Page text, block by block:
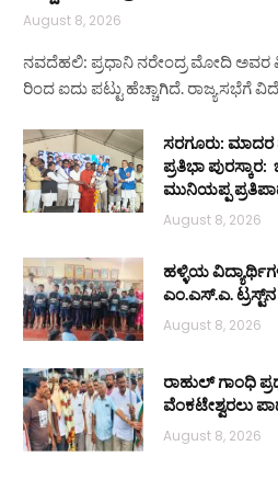
August 8, 2026
ನವದೆಹಲಿ: ಪ್ರಧಾನಿ ನರೇಂದ್ರ ಮೋದಿ ಅವರ
ರಿಂದ ಐದು ಪಟ್ಟು ಹೆಚ್ಚಾಗಿದೆ. ರಾಜ್ಯಸಭೆಗೆ
ಸರಗೂರು:
ಪ್ರತಿಭಾ
ಮುನಿಯಪ್ಪ
August 8, 2026
ಹಳ್ಳಿಯ
ಎಂ.ಎಸ್.ಎ.
August 8, 2026
ರಾಹುಲ್ ಗಾಂಧಿ
ವೆಂಕಟೇಶ್ವರಲು
August 8, 2026